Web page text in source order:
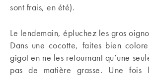
sont frais, en été).
Le lendemain, épluchez les gros
Dans une cocotte, faites bien
gigot en ne les retournant qu’une
pas de matière grasse. Une fois